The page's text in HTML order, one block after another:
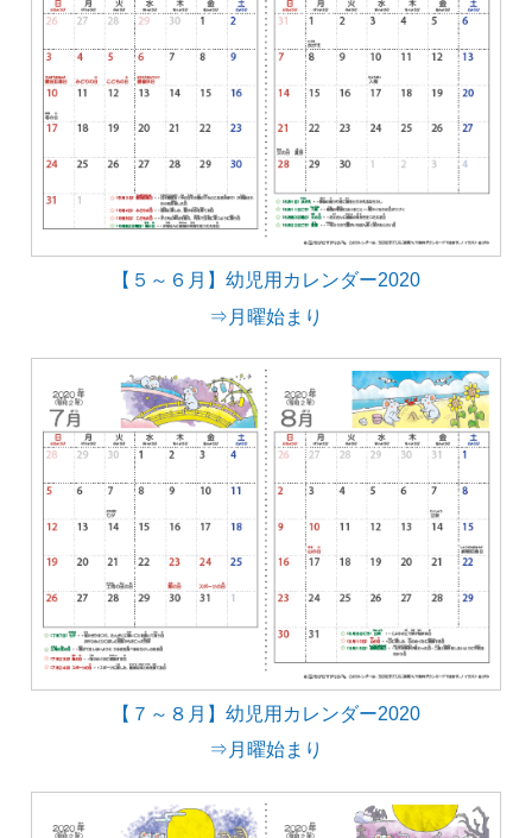
【５～６月】幼児用カレンダー2020
⇒月曜始まり
【７～８月】幼児用カレンダー2020
⇒月曜始まり